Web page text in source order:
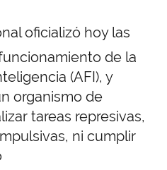
oficializó hoy las
de la
(AFI), y
organismo de
tareas represivas,
ni cumplir